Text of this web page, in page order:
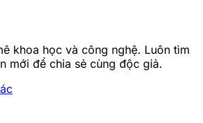
khoa học và công nghệ. Luôn tìm
mới để chia sẻ cùng độc giả.